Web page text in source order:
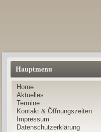
Hauptmenu
Home
Aktuelles
Termine
Kontakt & Öffnungszeiten
Impressum
Datenschutzerklärung